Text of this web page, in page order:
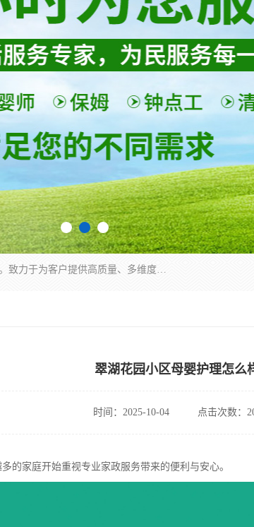
深圳市柏林家政有限公司是一家服务于深圳市民的专业家政公司。致力于为客户提供高质量、多维度的家庭服务，包括养老、母婴、月嫂育婴早教、康复理疗、家电清洗和保洁等方面的专业服务。
翠湖花园小区母婴护理怎么
时间：2025-10-04 点击次数：
的家庭开始重视专业家政服务带来的便利与安心。